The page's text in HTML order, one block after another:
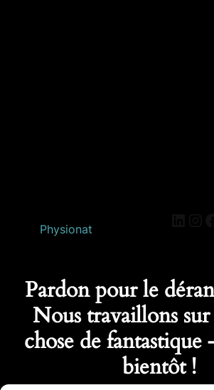
Physionat
Pardon pour le
Nous travaillons
chose de fantastique
bientôt !